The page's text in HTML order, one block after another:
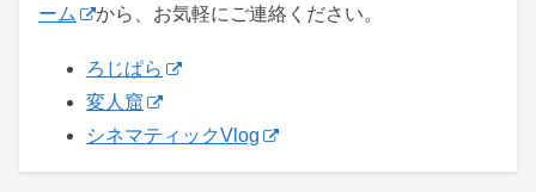
ーム
から、お気軽にご連絡ください。
ろじぱら
変人窟
シネマティックVlog